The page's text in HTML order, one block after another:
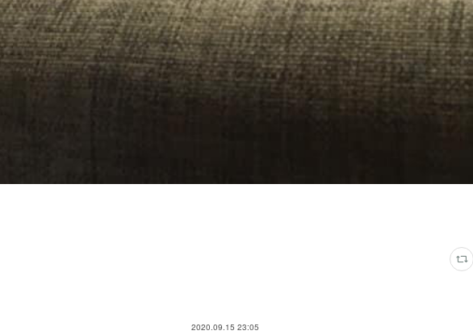
2020.09.15 23:05